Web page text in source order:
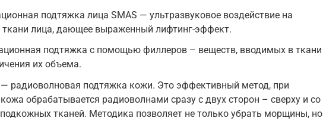
подтяжка лица SMAS — ультразвуковое воздействие на
ткани лица, дающее выраженный лифтинг-эффект.
подтяжка с помощью филлеров – веществ, вводимых в ткани
их объема.
— радиоволновая подтяжка кожи. Это эффективный метод, при
обрабатывается радиоволнами сразу с двух сторон – сверху и со
тканей. Методика позволяет не только убрать морщины, но